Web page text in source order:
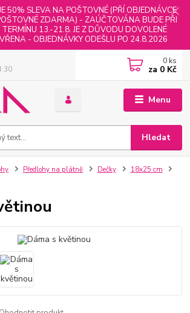
50% SLEVA NA POŠTOVNÉ (PŘÍ OBJEDNÁVCE
ZDARMA) - ZAÚČTOVÁNA BUDE PŘI
13.-21.8. JE Z DŮVODU DOVOLENÉ
- OBJEDNÁVKY ODEŠLU PO 24.8.2026
Menu
Hledat
0 ks
za 0 Kč
Předlohy na plátně Dečky
18x25 cm